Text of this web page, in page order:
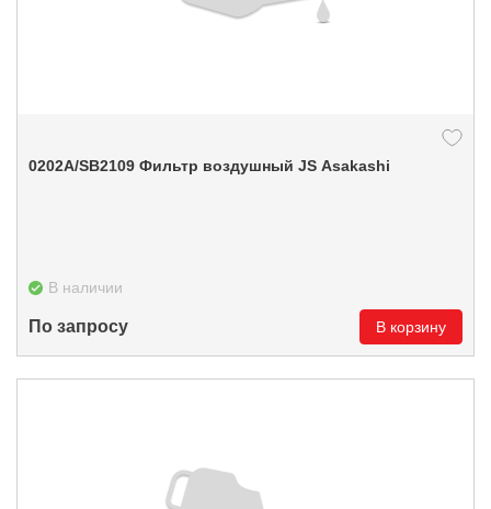
0202А/SB2109 Фильтр воздушный JS Asakashi
В наличии
По запросу В корзину